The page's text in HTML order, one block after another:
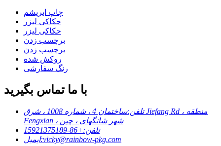
چاپ ابریشم
حکاکی لیزر
حکاکی لیزر
برچسب زدن
برچسب زدن
روکش شده
رنگ سفارشی
با ما تماس بگیرید
تلفن:
ساختمان 4 ، شماره 1008 ، شرق Jiefang Rd ، منطقه
Fengxian ، شهر شانگهای ، چین
تلفن:+86-15921375189
ایمیل:vicky@rainbow-pkg.com